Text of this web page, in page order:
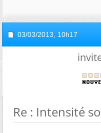
03/03/2013, 10h17
Re : Intensité